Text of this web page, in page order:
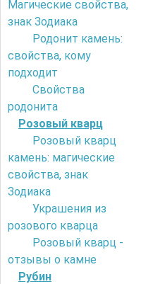
Магические свойства,
знак Зодиака
Родонит камень:
свойства, кому
подходит
Свойства
родонита
Розовый кварц
Розовый кварц
камень: магические
свойства, знак
Зодиака
Украшения из
розового кварца
Розовый кварц -
отзывы о камне
Рубин